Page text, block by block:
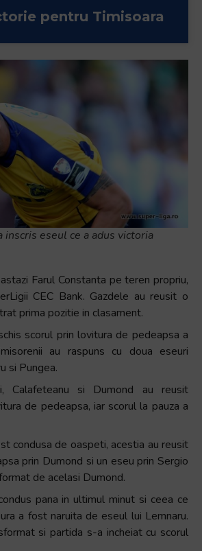
pentru Timisoara
inscris eseul ce a adus victoria
Farul Constanta pe teren propriu,
CEC Bank. Gazdele au reusit o
prima pozitie in clasament.
scorul prin lovitura de pedeapsa a
au raspuns cu doua eseuri
si Pungea.
Calafeteanu si Dumond au reusit
de pedeapsa, iar scorul la pauza a
condusa de oaspeti, acestia au reusit
prin Dumond si un eseu prin Sergio
de acelasi Dumond.
pana in ultimul minut si ceea ce
a fost naruita de eseul lui Lemnaru.
si partida s-a incheiat cu scorul